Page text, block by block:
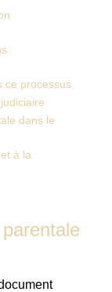
ce processus
dans le
à la